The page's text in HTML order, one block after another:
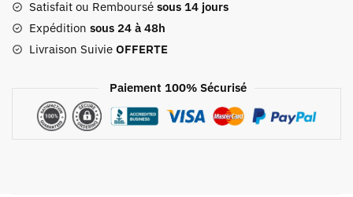
Cuir
Naim
Satisfait ou Remboursé sous 14 jours
Expédition sous 24 à 48h
Livraison Suivie OFFERTE
Paiement 100% Sécurisé